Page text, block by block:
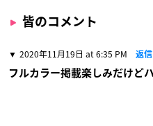
皆のコメント
2020年11月19日 at 6:35 PM 返信
フルカラー掲載楽しみだけど